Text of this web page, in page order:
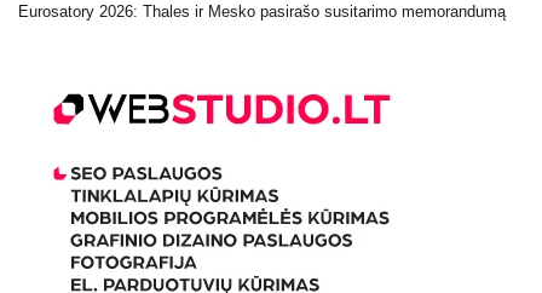
Eurosatory 2026: Thales ir Mesko pasirašo susitarimo memorandumą